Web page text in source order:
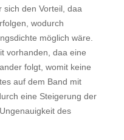
sich den Vorteil, daa
wodurch
möglich wäre.
vorhanden, daa eine
folgt, womit keine
auf dem Band mit
eine Steigerung der
des